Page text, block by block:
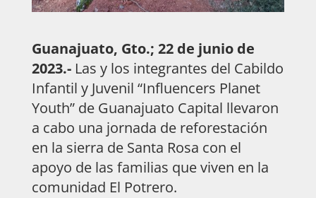
Guanajuato, Gto.; 22 de junio de
2023.- Las y los integrantes del Cabildo
Infantil y Juvenil “Influencers Planet
Youth” de Guanajuato Capital llevaron
a cabo una jornada de reforestación
en la sierra de Santa Rosa con el
apoyo de las familias que viven en la
comunidad El Potrero.